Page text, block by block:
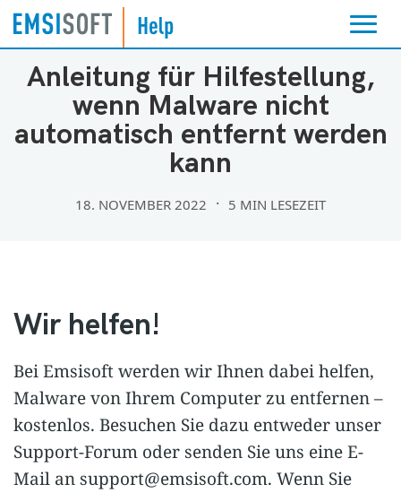
MALWARE-INFEKTIONEN
Anleitung für Hilfestellung,
wenn Malware nicht
automatisch entfernt werden
kann
18. NOVEMBER 2022 5 MIN LESEZEIT
Wir helfen!
Bei Emsisoft werden wir Ihnen dabei helfen,
Malware von Ihrem Computer zu entfernen –
kostenlos. Besuchen Sie dazu entweder unser
Support-Forum oder senden Sie uns eine E-
Mail an support@emsisoft.com. Wenn Sie